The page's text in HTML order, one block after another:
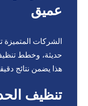
عميق
الشركات المتميزة
حديثة، وخطط
هذا يضمن نتائج
تنظيف